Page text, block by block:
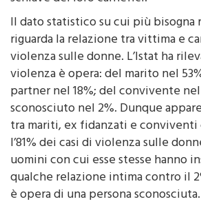
Il dato statistico su cui più
riguarda la relazione tra vittima e
violenza sulle donne. L’Istat ha
violenza è opera: del marito nel
partner nel 18%; del convivente
sconosciuto nel 2%. Dunque
tra mariti, ex fidanzati e
l’81% dei casi di violenza sulle
uomini con cui esse stesse hanno
qualche relazione intima contro il
è opera di una persona sconosciuta.